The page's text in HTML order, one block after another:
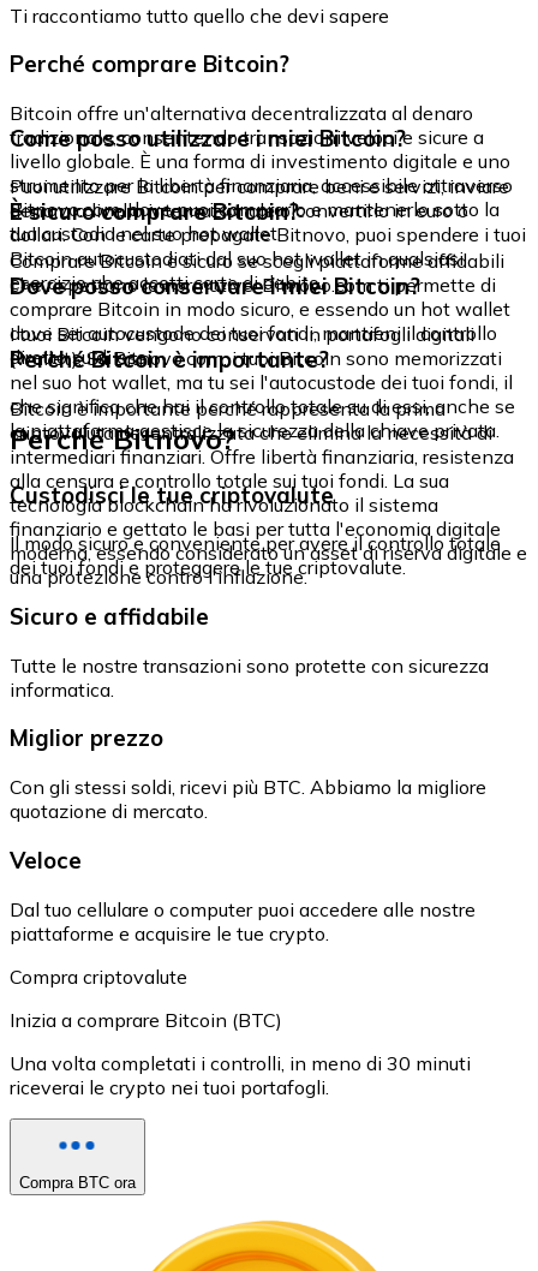
Ti raccontiamo tutto quello che devi sapere
Perché comprare Bitcoin?
Bitcoin offre un'alternativa decentralizzata al denaro
tradizionale, consentendo transazioni veloci e sicure a
livello globale. È una forma di investimento digitale e uno
strumento per la libertà finanziaria, accessibile attraverso
Bitnovo.com, dove puoi comprarlo e mantenerlo sotto la
tua custodia nel suo hot wallet.
Come posso utilizzare i miei Bitcoin?
Puoi utilizzare Bitcoin per comprare beni e servizi, inviare
denaro a livello internazionale o convertirlo in euro o
dollari. Con le carte prepagate Bitnovo, puoi spendere i tuoi
Bitcoin autocustodiati dal suo hot wallet in qualsiasi
esercizio che accetti carte di debito.
È sicuro comprare Bitcoin?
Comprare Bitcoin è sicuro se scegli piattaforme affidabili
che rispettano le normative. Bitnovo.com ti permette di
comprare Bitcoin in modo sicuro, e essendo un hot wallet
dove sei autocustode dei tuoi fondi, mantieni il controllo
diretto su di essi.
Dove posso conservare i miei Bitcoin?
I tuoi Bitcoin vengono conservati in portafogli digitali
(wallet). Su Bitnovo.com, i tuoi Bitcoin sono memorizzati
nel suo hot wallet, ma tu sei l'autocustode dei tuoi fondi, il
che significa che hai il controllo totale su di essi, anche se
la piattaforma gestisce la sicurezza della chiave privata.
Perché Bitcoin è importante?
Bitcoin è importante perché rappresenta la prima
criptovaluta decentralizzata che elimina la necessità di
intermediari finanziari. Offre libertà finanziaria, resistenza
alla censura e controllo totale sui tuoi fondi. La sua
tecnologia blockchain ha rivoluzionato il sistema
finanziario e gettato le basi per tutta l'economia digitale
moderna, essendo considerato un asset di riserva digitale e
una protezione contro l'inflazione.
Perché Bitnovo?
Custodisci le tue criptovalute
Il modo sicuro e conveniente per avere il controllo totale
dei tuoi fondi e proteggere le tue criptovalute.
Sicuro e affidabile
Tutte le nostre transazioni sono protette con sicurezza
informatica.
Miglior prezzo
Con gli stessi soldi, ricevi più BTC. Abbiamo la migliore
quotazione di mercato.
Veloce
Dal tuo cellulare o computer puoi accedere alle nostre
piattaforme e acquisire le tue crypto.
Compra criptovalute
Inizia a comprare Bitcoin (BTC)
Una volta completati i controlli, in meno di 30 minuti
riceverai le crypto nei tuoi portafogli.
Compra BTC ora